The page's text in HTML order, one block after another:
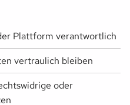
Plattform verantwortlich
vertraulich bleiben
oder